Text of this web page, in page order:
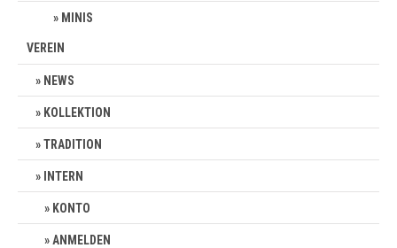
MINIS
VEREIN
NEWS
KOLLEKTION
TRADITION
INTERN
KONTO
ANMELDEN